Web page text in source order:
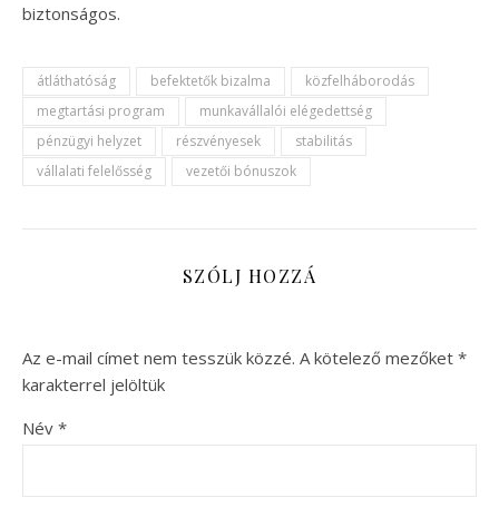
biztonságos.
átláthatóság befektetők bizalma
közfelháborodás
megtartási program
munkavállalói elégedettség
pénzügyi helyzet
részvényesek
stabilitás
vállalati felelősség
vezetői bónuszok
SZÓLJ HOZZÁ
Az e-mail címet nem tesszük közzé. A kötelező mezőket *
karakterrel jelöltük
Név *